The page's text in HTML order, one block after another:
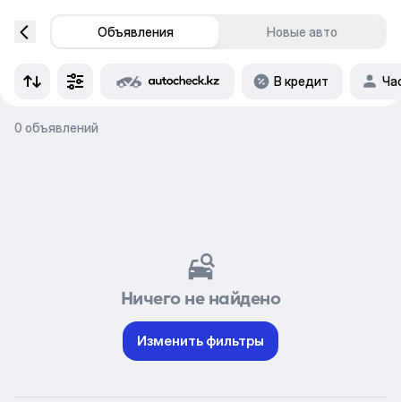
Объявления Новые авто
В кредит
0 объявлений
Ничего не найдено
Изменить фильтры